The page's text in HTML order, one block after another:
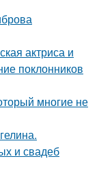
актриса и
поклонников
многие не
и свадеб